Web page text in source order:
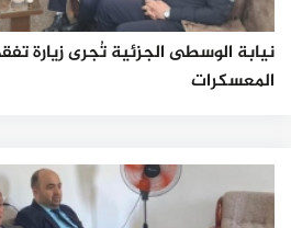
نيابة الوسطى الجزئية تُجرى زيارة
المعسكرات